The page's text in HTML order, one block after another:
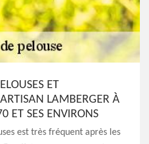
ET
LAMBERGER À
ET SES ENVIRONS
est très fréquent après les